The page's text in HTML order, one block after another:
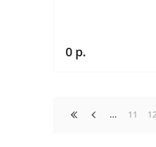
0 р.
... 11